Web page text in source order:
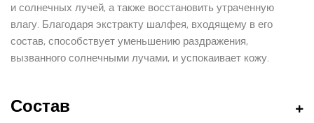
и солнечных лучей, а также восстановить утраченную
влагу. Благодаря экстракту шалфея, входящему в его
состав, способствует уменьшению раздражения,
вызванного солнечными лучами, и успокаивает кожу.
Состав